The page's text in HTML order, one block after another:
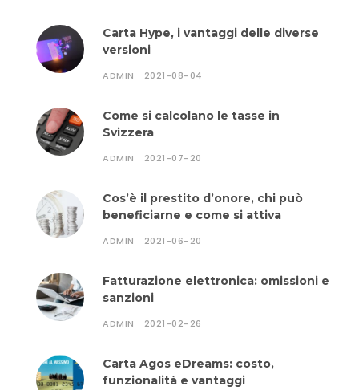
Carta Hype, i vantaggi delle diverse
versioni
ADMIN 2021-08-04
Come si calcolano le tasse in
Svizzera
ADMIN 2021-07-20
Cos’è il prestito d’onore, chi può
beneficiarne e come si attiva
ADMIN 2021-06-20
Fatturazione elettronica: omissioni e
sanzioni
ADMIN 2021-02-26
Carta Agos eDreams: costo,
funzionalità e vantaggi